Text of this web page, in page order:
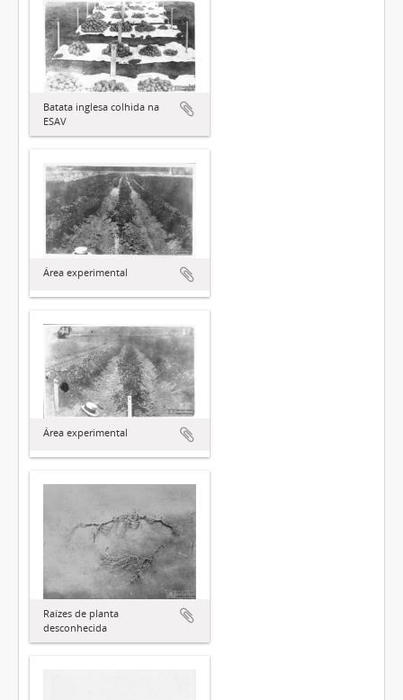
Batata inglesa colhida na
ESAV
Área experimental
Área experimental
Raízes de planta
desconhecida